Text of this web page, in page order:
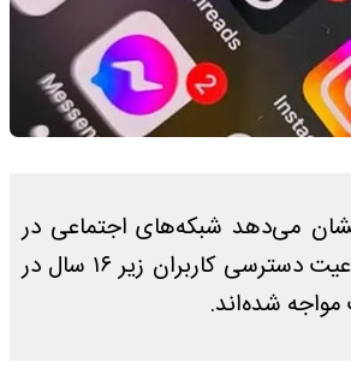
می‌دهد شبکه‌های اجتماعی در
اجرای قانون ممنوعیت دسترسی کاربران زیر ۱۶ سال در
مواجه شده‌اند.